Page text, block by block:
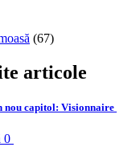
(67)
articole
nou capitol: Visionnaire
0